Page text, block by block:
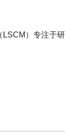
）专注于